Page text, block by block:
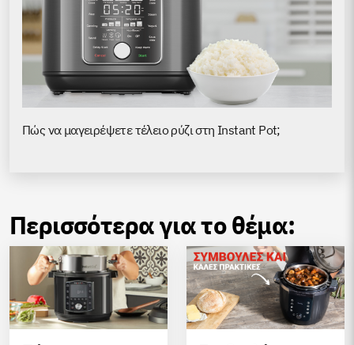
Πώς να μαγειρέψετε τέλειο ρύζι στη Instant Pot;
Περισσότερα για το θέμα: